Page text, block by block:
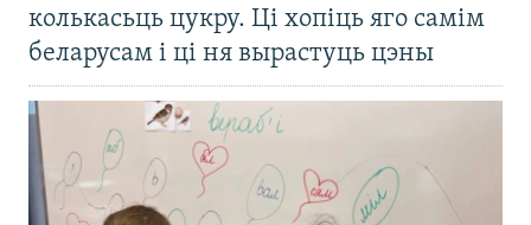
колькасьць цукру. Ці хопіць яго самім
беларусам і ці ня вырастуць цэны